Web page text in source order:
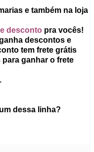
e também na loja
desconto pra vocês!
descontos e
tem frete grátis
ganhar o frete
.
dessa linha?